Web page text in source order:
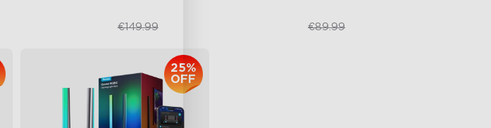
€109.99€149.99 €69.99€89.99
25%
OFF